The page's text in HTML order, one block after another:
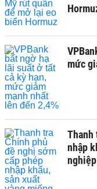
mức
Thanh
nhập
nghiệp